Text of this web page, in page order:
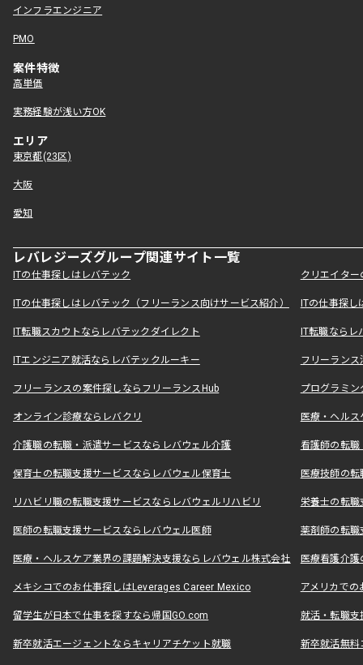
インフラエンジニア
PMO
案件特徴
高単価
実務経験が浅い方OK
エリア
東京都(23区)
大阪
愛知
レバレジーズグループ関連サイト一覧
ITの仕事探しはレバテック クリエイタ
ITの仕事探しはレバテック（フリーランス向けサービス紹介） ITの仕事探
IT転職スカウトならレバテックダイレクト IT転職なら
ITエンジニア就活ならレバテックルーキー フリーラン
フリーランスの案件探しならフリーランスHub プログラミ
オンライン診療ならレバクリ 医療・ヘル
介護職の転職・派遣サービスならレバウェル介護 看護師の転
保育士の転職支援サービスならレバウェル保育士 医療技師の
リハビリ職の転職支援サービスならレバウェルリハビリ 栄養士の転
医師の転職支援サービスならレバウェル医師 薬剤師の転
医療・ヘルスケア業界の課題解決支援ならレバウェル株式会社 医療看護介
メキシコでのお仕事探しはLeverages Career Mexico アメリカで
留学生が日本で仕事を探すなら帰国GO.com 就活・転職
新卒就活エージェントならキャリアチケット就職 新卒就活無料